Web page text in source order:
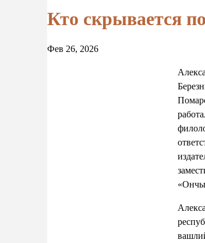
Кто скрывается
Фев 26, 2026